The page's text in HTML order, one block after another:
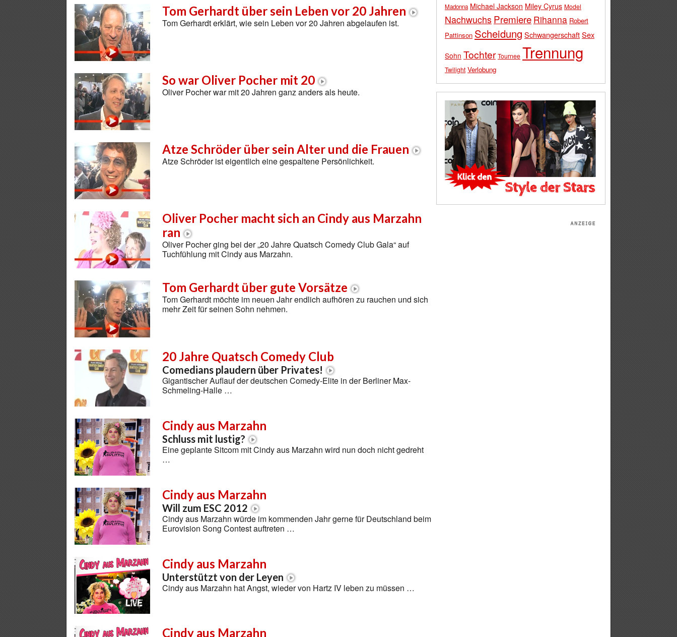
Tom Gerhardt über sein Leben vor 20 Jahren
Tom Gerhardt erklärt, wie sein Leben vor 20 Jahren abgelaufen ist.
So war Oliver Pocher mit 20
Oliver Pocher war mit 20 Jahren ganz anders als heute.
Atze Schröder über sein Alter und die Frauen
Atze Schröder ist eigentlich eine gespaltene Persönlichkeit.
Oliver Pocher macht sich an Cindy aus Marzahn
ran
Oliver Pocher ging bei der „20 Jahre Quatsch Comedy Club Gala“ auf
Tuchfühlung mit Cindy aus Marzahn.
Tom Gerhardt über gute Vorsätze
Tom Gerhardt möchte im neuen Jahr endlich aufhören zu rauchen und sich
mehr Zeit für seinen Sohn nehmen.
20 Jahre Quatsch Comedy Club
Comedians plaudern über Privates!
Gigantischer Auflauf der deutschen Comedy-Elite in der Berliner Max-
Schmeling-Halle …
Cindy aus Marzahn
Schluss mit lustig?
Eine geplante Sitcom mit Cindy aus Marzahn wird nun doch nicht gedreht
…
Cindy aus Marzahn
Will zum ESC 2012
Cindy aus Marzahn würde im kommenden Jahr gerne für Deutschland beim
Eurovision Song Contest auftreten …
Cindy aus Marzahn
Unterstützt von der Leyen
Cindy aus Marzahn hat Angst, wieder von Hartz IV leben zu müssen …
Cindy aus Marzahn
Madonna Michael Jackson Miley Cyrus Model
Nachwuchs Premiere Rihanna Robert
Pattinson Scheidung SchwangerschaftSex
Sohn Tochter Tournee Trennung
Twilight Verlobung